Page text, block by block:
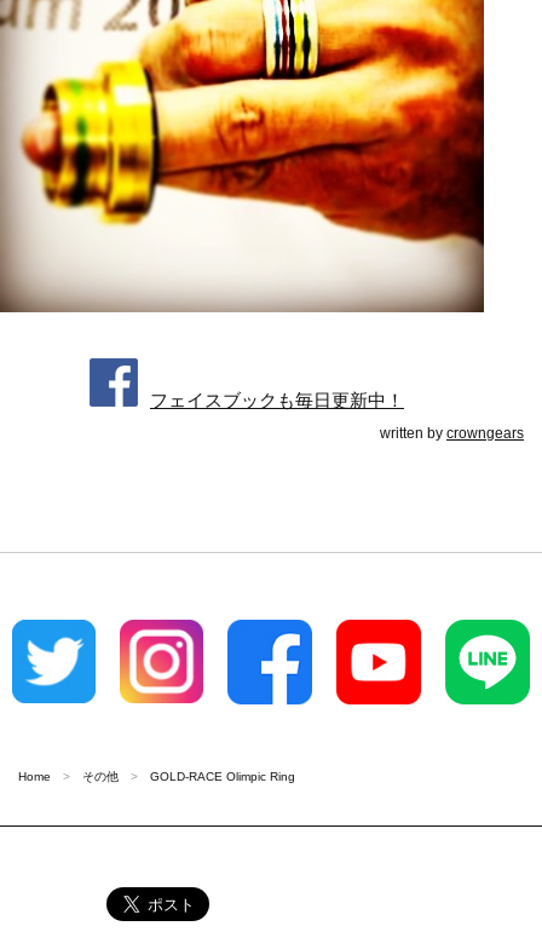
フェイスブックも毎日更新中！
written by crowngears
Home その他 GOLD-RACE Olimpic Ring